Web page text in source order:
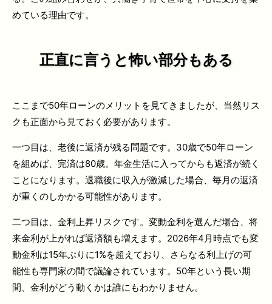
めている理由です。
正直に言うと怖い部分もある
ここまで50年ローンのメリットを見てきましたが、当然リス
クも正面から見ておく必要があります。
一つ目は、老後に返済が残る問題です。30歳で50年ローン
を組めば、完済は80歳。年金生活に入ってからも返済が続く
ことになります。退職後に収入が激減した場合、毎月の返済
が重くのしかかる可能性があります。
二つ目は、金利上昇リスクです。変動金利を選んだ場合、将
来金利が上がれば返済額も増えます。2026年4月時点でも変
動金利は15年ぶりに1%を超えており、さらなる利上げの可
能性も専門家の間で議論されています。50年という長い期
間、金利がどう動くかは誰にもわかりません。